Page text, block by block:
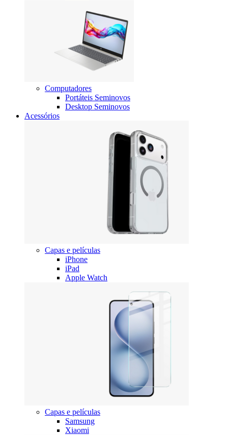
Computadores
Portáteis Seminovos
Desktop Seminovos
Acessórios
Capas e películas
iPhone
iPad
Apple Watch
Capas e películas
Samsung
Xiaomi